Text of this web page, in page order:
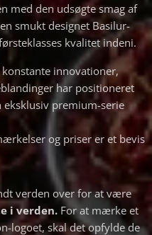
med den udsøgte smag af
smukt designet Basilur-
kvalitet indeni.
innovationer,
har positioneret
premium-serie
og priser er et bevis
verden over for at være
i verden. For at mærke et
logoet, skal det opfylde de